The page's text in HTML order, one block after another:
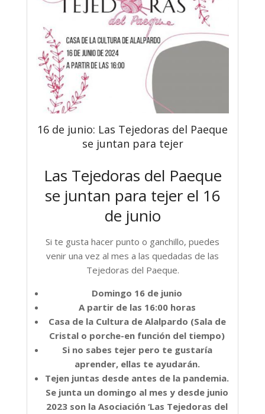
16 de junio: Las Tejedoras del Paeque
se juntan para tejer
Las Tejedoras del Paeque
se juntan para tejer el 16
de junio
Si te gusta hacer punto o ganchillo, puedes
venir una vez al mes a las quedadas de las
Tejedoras del Paeque.
Domingo 16 de junio
A partir de las 16:00 horas
Casa de la Cultura de Alalpardo (Sala de
Cristal o porche-en función del tiempo)
Si no sabes tejer pero te gustaría
aprender, ellas te ayudarán.
Tejen juntas desde antes de la pandemia.
Se junta un domingo al mes y desde junio
2023 son la Asociación ‘Las Tejedoras del